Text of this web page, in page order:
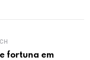
fortuna em